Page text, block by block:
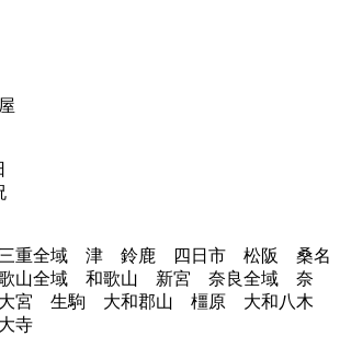
重全域 津 鈴鹿 四日市 松阪 桑名
山全域 和歌山 新宮 奈良全域 奈
宮 生駒 大和郡山 橿原 大和八木
寺